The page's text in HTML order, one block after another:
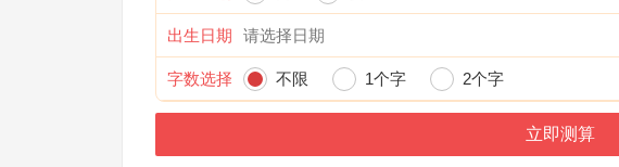
出生日期
字数选择 不限 1个字 2个字